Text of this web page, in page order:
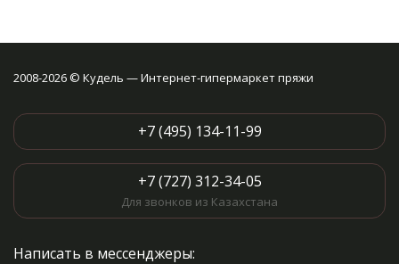
2008-2026 © Кудель — Интернет-гипермаркет пряжи
+7 (495) 134-11-99
+7 (727) 312-34-05
Для звонков из Казахстана
Написать в мессенджеры: